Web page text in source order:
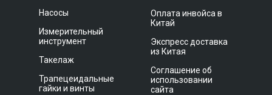
Насосы
Измерительный
инструмент
Такелаж
Трапецеидальные
гайки и винты
Оплата инвойса в
Китай
Экспресс доставка
из Китая
Соглашение об
использовании
сайта